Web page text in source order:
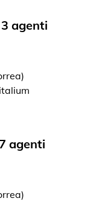
agenti
agenti